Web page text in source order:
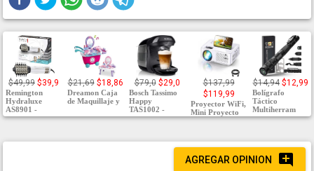
$49,99 $39,9
Remington
Hydraluxe
AS8901 -
$21,69 $18,86
Dreamon Caja
de Maquillaje y
$79,0 $29,0
Bosch Tassimo
Happy
TAS1002 -
$137,99
$119,99
Proyector WiFi,
Mini Proyecto
$14,94 $12,99
Bolígrafo
Táctico
Multiherram
AGREGAR OPINION